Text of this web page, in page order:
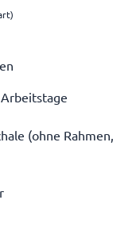
(ohne Rahmen,